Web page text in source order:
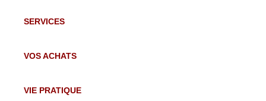
SERVICES
VOS ACHATS
VIE PRATIQUE